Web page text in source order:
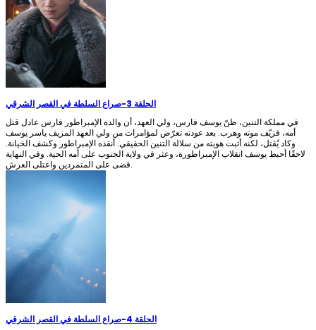
الحلقة 3 -صراع السلطة في القصر الشرقي
في مملكة التنين، ظنّ يوسف فارس، ولي العهد، أن والده الإمبراطور فارس عادل قتل
أمه، فزيّف موته وهرب. بعد عودته تعرّض لمؤامرات من ولي العهد المزيف ياسر يوسف
وكاد يُقتل، لكنه أثبت هويته من سلالة التنين الحقيقي. أنقذه الإمبراطور وكشف الخيانة.
لاحقًا أحبط يوسف انقلاب الإمبراطورة، وعثر في ولاية الجنوب على أمه الحية. وفي النهاية
الحلقة 4 -صراع السلطة في القصر الشرقي